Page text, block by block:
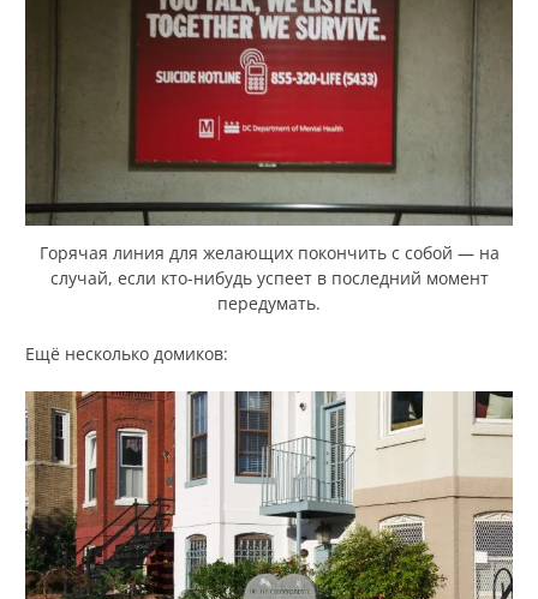
Горячая линия для желающих покончить с собой — на
случай, если кто-нибудь успеет в последний момент
передумать.
Ещё несколько домиков: